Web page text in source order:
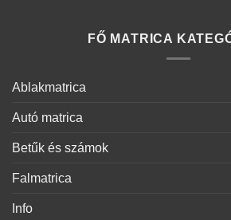
FŐ MATRICA
Ablakmatrica
Autó matrica
Betűk és számok
Falmatrica
Info